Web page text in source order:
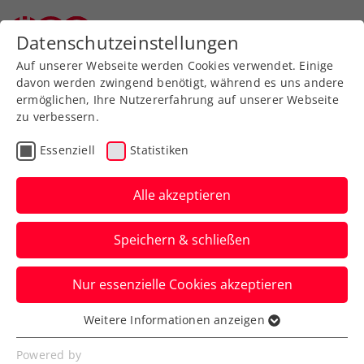
Zurück zur Newsübersicht
Turniere
ÖTV-Senioren-
Hallenmeisterschaften
2026 am Dienstag live auf
ÖTV TV
Die ersten Entscheidungen der ersten
Turnierphase im Colony Club in Wien gibt
es im Livestream.
Datenschutzeinstellungen
Auf unserer Webseite werden Cookies verwendet. Einige
davon werden zwingend benötigt, während es uns andere
ermöglichen, Ihre Nutzererfahrung auf unserer Webseite
zu verbessern.
Essenziell Statistiken
Alle akzeptieren
Speichern & schließen
Nur essenzielle Cookies akzeptieren
Essenziell
Essenzielle Cookies werden für grundlegende
Weitere Informationen anzeigen
Powered by